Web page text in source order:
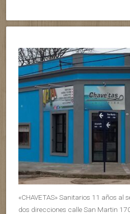
«CHAVETAS» Sanitarios 11 años al
dos direcciones calle San Martin